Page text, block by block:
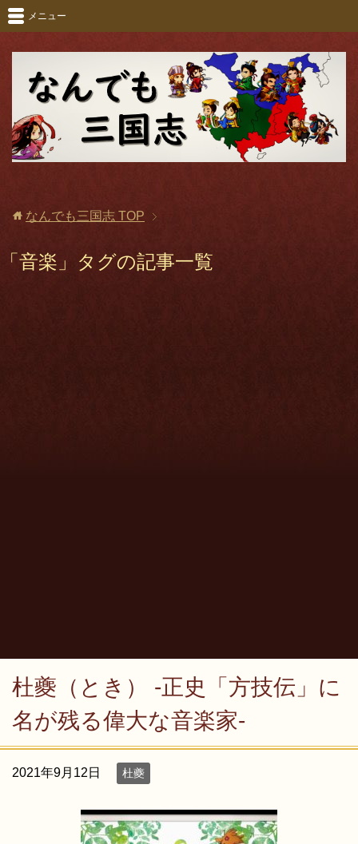
メニュー
なんでも三国志 TOP
「音楽」タグの記事一覧
杜夔（とき） -正史「方技伝」に
名が残る偉大な音楽家-
2021年9月12日 杜夔